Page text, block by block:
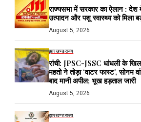
राज्यसभा में सरकार का ऐलान :
उत्पादन और पशु स्वास्थ्य को मिला
August 5, 2026
झारखण्डराज्य
रांची: JPSC-JSSC धांधली के
महतो ने तोड़ा ‘वाटर फास्ट’, सोनम
बाद मानी अपील; भूख हड़ताल जारी
August 5, 2026
झारखण्डराज्य